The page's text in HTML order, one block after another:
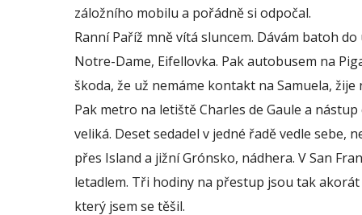
záložního mobilu a pořádně si odpočal.
Ranní Paříž mně vítá sluncem. Dávám batoh
Notre-Dame, Eifellovka. Pak autobusem na
škoda, že už nemáme kontakt na Samuela,
Pak metro na letiště Charles de Gaule a
veliká. Deset sedadel v jedné řadě vedle sebe,
přes Island a jižní Grónsko, nádhera. V San
letadlem. Tři hodiny na přestup jsou tak
který jsem se těšil.